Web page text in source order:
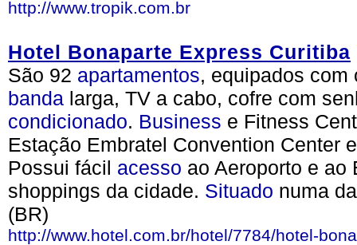
http://www.tropik.com.br
Hotel Bonaparte Express Curitiba
São 92 apartamentos, equipados
banda larga, TV a cabo, cofre com
condicionado. Business e Fitness
Estação Embratel Convention Center
Possui fácil acesso ao Aeroporto e ao
shoppings da cidade. Situado numa
(BR)
http://www.hotel.com.br/hotel/7784/hotel-